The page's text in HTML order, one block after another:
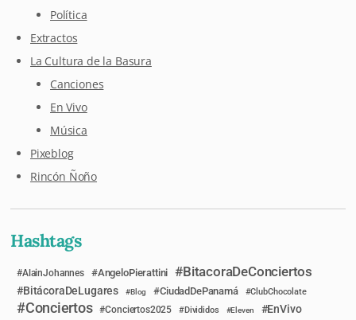
Política
Extractos
La Cultura de la Basura
Canciones
En Vivo
Música
Pixeblog
Rincón Ñoño
Hashtags
AlainJohannes AngeloPierattini BitacoraDeConciertos
BitácoraDeLugares Blog CiudadDePanamá ClubChocolate
Conciertos Conciertos2025 Divididos Eleven EnVivo